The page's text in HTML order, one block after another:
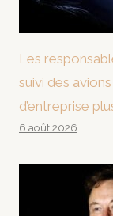
Les
suivi des
d’entreprise
6 août 2026